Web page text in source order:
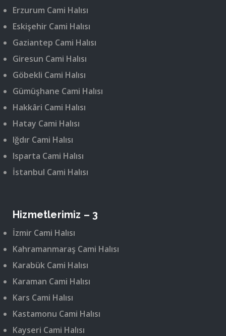
Erzurum Cami Halısı
Eskişehir Cami Halısı
Gaziantep Cami Halısı
Giresun Cami Halısı
Göbekli Cami Halısı
Gümüşhane Cami Halısı
Hakkâri Cami Halısı
Hatay Cami Halısı
Iğdır Cami Halısı
Isparta Cami Halısı
İstanbul Cami Halısı
Hizmetlerimiz – 3
İzmir Cami Halısı
Kahramanmaraş Cami Halısı
Karabük Cami Halısı
Karaman Cami Halısı
Kars Cami Halısı
Kastamonu Cami Halısı
Kayseri Cami Halısı